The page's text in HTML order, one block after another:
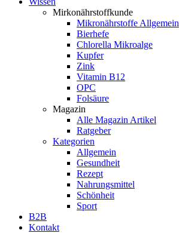
Mirkonährstoffkunde
Mikronährstoffe Allgemein
Bierhefe
Chlorella Mikroalge
Kupfer
Zink
Vitamin B12
OPC
Folsäure
Magazin
Alle Magazin Artikel
Ratgeber
Kategorien
Allgemein
Gesundheit
Rezept
Nahrungsmittel
Schönheit
Sport
B2B
Kontakt